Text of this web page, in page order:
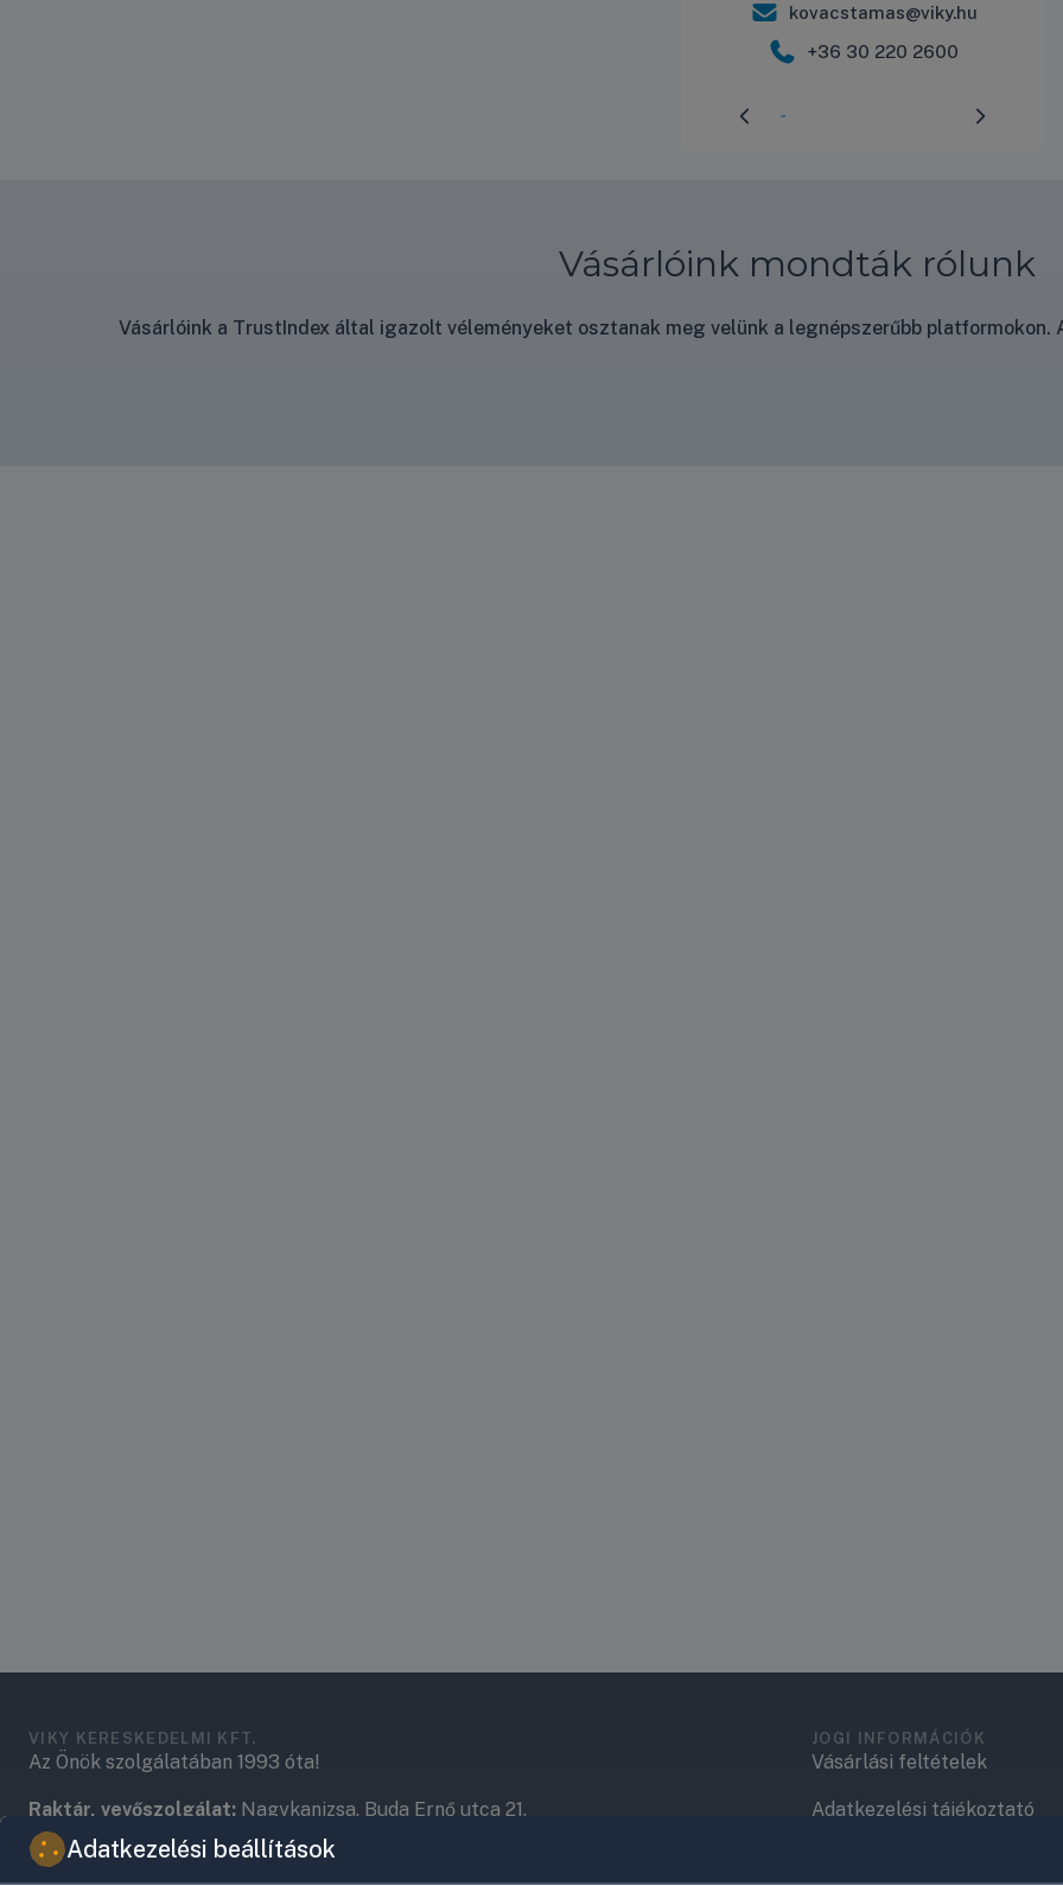
kovacstamas@viky.hu
+36 30 220 2600
Vásárlóink mondták rólunk
Vásárlóink a TrustIndex által igazolt véleményeket osztanak meg velünk a legnépszerűbb
VIKY KERESKEDELMI KFT.
Az Önök szolgálatában 1993 óta!
Raktár, vevőszolgálat: Nagykanizsa, Buda Ernő utca 21.
Központ (nem vevőszolgálat): Nagykanizsa, Récsei út 3.
JOGI INFORMÁCIÓK
Vásárlási feltételek
Adatkezelési tájékoztató
Adatkezelési beállítások